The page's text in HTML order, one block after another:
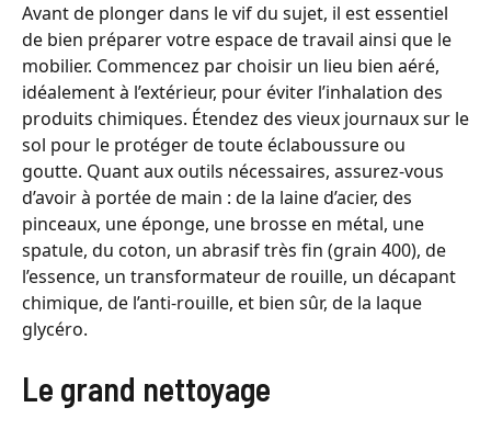
Avant de plonger dans le vif du sujet, il est essentiel
de bien préparer votre espace de travail ainsi que le
mobilier. Commencez par choisir un lieu bien aéré,
idéalement à l’extérieur, pour éviter l’inhalation des
produits chimiques. Étendez des vieux journaux sur le
sol pour le protéger de toute éclaboussure ou
goutte. Quant aux outils nécessaires, assurez-vous
d’avoir à portée de main : de la laine d’acier, des
pinceaux, une éponge, une brosse en métal, une
spatule, du coton, un abrasif très fin (grain 400), de
l’essence, un transformateur de rouille, un décapant
chimique, de l’anti-rouille, et bien sûr, de la laque
glycéro.
Le grand nettoyage